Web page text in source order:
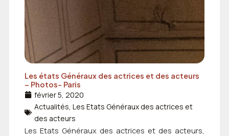
Les états Généraux des actrices et des acteurs
– Photos- Paris
février 5, 2020
Actualités ,Les Etats Généraux des actrices et
des acteurs
Les Etats Généraux des actrices et des acteurs,